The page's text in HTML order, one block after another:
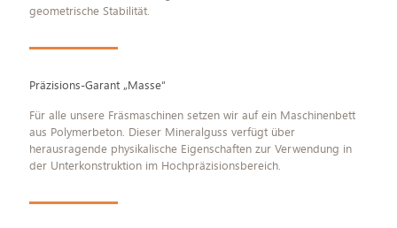
geometrische Stabilität.
Präzisions-Garant „Masse“
Für alle unsere Fräsmaschinen setzen wir auf ein Maschinenbett
aus Polymerbeton. Dieser Mineralguss verfügt über
herausragende physikalische Eigenschaften zur Verwendung in
der Unterkonstruktion im Hochpräzisionsbereich.